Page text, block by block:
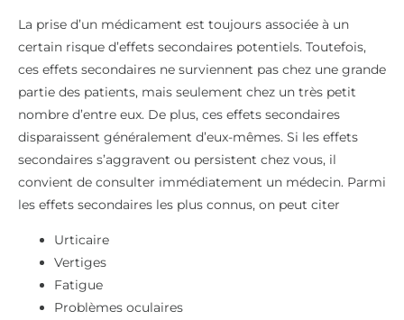
La prise d’un médicament est toujours associée à un
certain risque d’effets secondaires potentiels. Toutefois,
ces effets secondaires ne surviennent pas chez une grande
partie des patients, mais seulement chez un très petit
nombre d’entre eux. De plus, ces effets secondaires
disparaissent généralement d’eux-mêmes. Si les effets
secondaires s’aggravent ou persistent chez vous, il
convient de consulter immédiatement un médecin. Parmi
les effets secondaires les plus connus, on peut citer
Urticaire
Vertiges
Fatigue
Problèmes oculaires